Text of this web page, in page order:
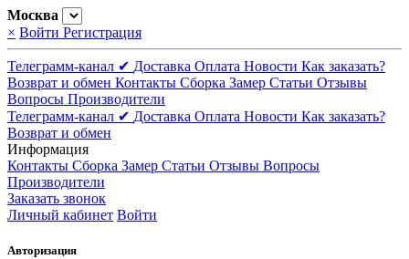
Москва
× Войти Регистрация
Телеграмм-канал ✔ Доставка Оплата Новости Как заказать?
Возврат и обмен Контакты Сборка Замер Статьи Отзывы
Вопросы Производители
Телеграмм-канал ✔ Доставка Оплата Новости Как заказать?
Возврат и обмен
Информация
Контакты Сборка Замер Статьи Отзывы Вопросы
Производители
Заказать звонок
Личный кабинет Войти
Авторизация